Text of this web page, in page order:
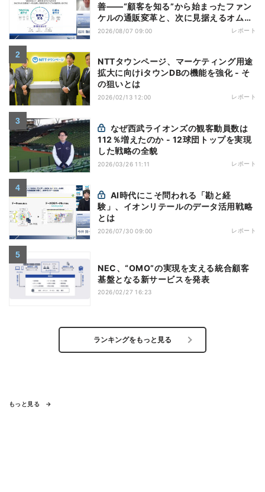
善——“顧客を知る”から始まったファン
ケルの通販変革と、次に見据えるオムニ
チャネル
2026/08/07 09:00 レポート
NTTタウンページ、マーケティング用途
拡大に向けiタウンDBの機能を強化 - そ
の狙いとは
2026/02/13 12:00 レポート
112％増えたのか - 12球団トップを実現
した戦略の全貌
2026/03/26 11:11 レポート
験」、イオンリテールのデータ活用戦略
とは
2026/07/30 09:00 レポート
NEC、“OMO”の実現を支える統合顧客
基盤となる新サービスを発表
2026/02/27 16:23
ランキングをもっと見る
もっと見る